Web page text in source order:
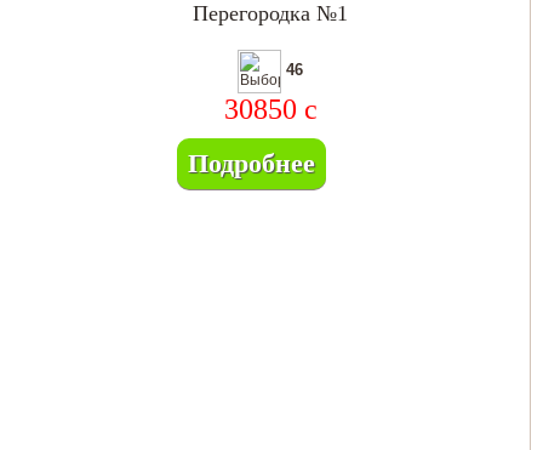
Перегородка №1
46
30850 c
Подробнее